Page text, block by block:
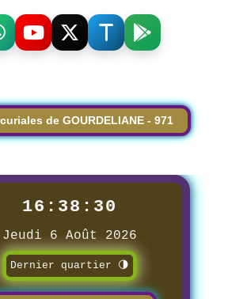
de GOURDELIANE - 971
16:38:31
Jeudi 6 Août 2026
Dernier quartier 🌗